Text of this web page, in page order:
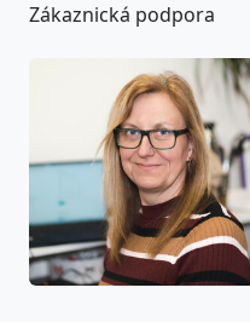
Zákaznická podpora